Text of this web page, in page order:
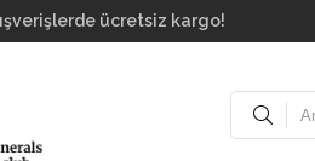
ücretsiz kargo!